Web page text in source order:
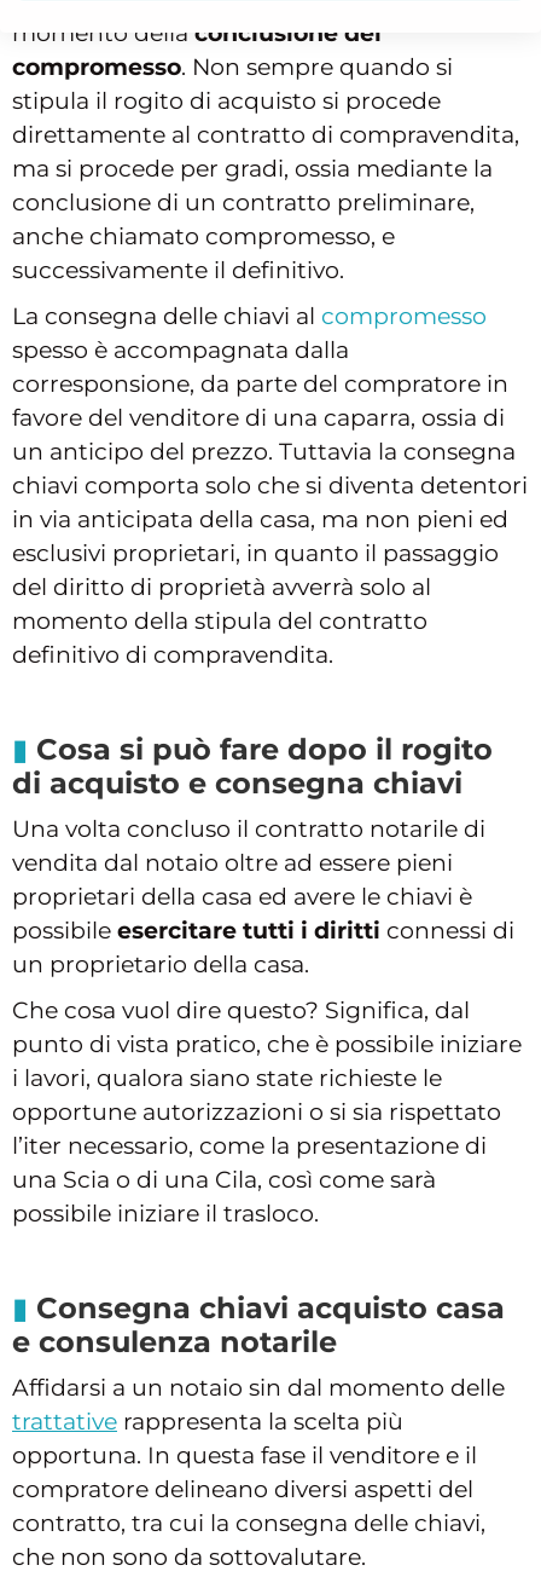
momento della conclusione del
compromesso. Non sempre quando si
stipula il rogito di acquisto si procede
direttamente al contratto di compravendita,
ma si procede per gradi, ossia mediante la
conclusione di un contratto preliminare,
anche chiamato compromesso, e
successivamente il definitivo.
La consegna delle chiavi al compromesso
spesso è accompagnata dalla
corresponsione, da parte del compratore in
favore del venditore di una caparra, ossia di
un anticipo del prezzo. Tuttavia la consegna
chiavi comporta solo che si diventa detentori
in via anticipata della casa, ma non pieni ed
esclusivi proprietari, in quanto il passaggio
del diritto di proprietà avverrà solo al
momento della stipula del contratto
definitivo di compravendita.
Cosa si può fare dopo il rogito
di acquisto e consegna chiavi
Una volta concluso il contratto notarile di
vendita dal notaio oltre ad essere pieni
proprietari della casa ed avere le chiavi è
possibile esercitare tutti i diritti connessi di
un proprietario della casa.
Che cosa vuol dire questo? Significa, dal
punto di vista pratico, che è possibile iniziare
i lavori, qualora siano state richieste le
opportune autorizzazioni o si sia rispettato
l’iter necessario, come la presentazione di
una Scia o di una Cila, così come sarà
possibile iniziare il trasloco.
Consegna chiavi acquisto casa
e consulenza notarile
Affidarsi a un notaio sin dal momento delle
trattative rappresenta la scelta più
opportuna. In questa fase il venditore e il
compratore delineano diversi aspetti del
contratto, tra cui la consegna delle chiavi,
che non sono da sottovalutare.